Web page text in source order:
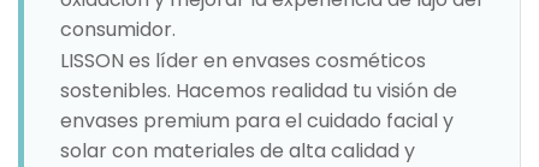
consumidor.
LISSON es líder en envases cosméticos
sostenibles. Hacemos realidad tu visión de
envases premium para el cuidado facial y
solar con materiales de alta calidad y